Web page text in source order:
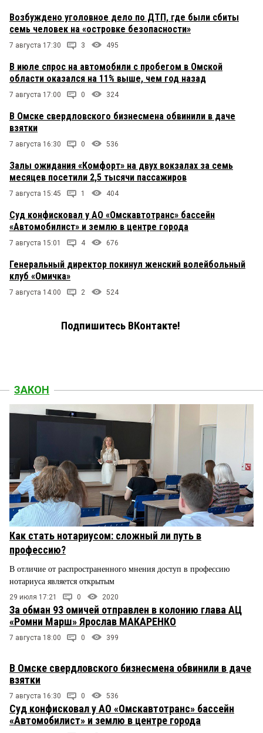
Возбуждено уголовное дело по ДТП, где были сбиты
семь человек на «островке безопасности»
7 августа 17:30 3 495
В июле спрос на автомобили с пробегом в Омской
области оказался на 11% выше, чем год назад
7 августа 17:00 0 324
В Омске свердловского бизнесмена обвинили в даче
взятки
7 августа 16:30 0 536
Залы ожидания «Комфорт» на двух вокзалах за семь
месяцев посетили 2,5 тысячи пассажиров
7 августа 15:45 1 404
Суд конфисковал у АО «Омскавтотранс» бассейн
«Автомобилист» и землю в центре города
7 августа 15:01 4 676
Генеральный директор покинул женский волейбольный
клуб «Омичка»
7 августа 14:00 2 524
Подпишитесь ВКонтакте!
ЗАКОН
Как стать нотариусом: сложный ли путь в
профессию?
В отличие от распространенного мнения доступ в профессию
нотариуса является открытым
29 июля 17:21 0 2020
За обман 93 омичей отправлен в колонию глава АЦ
«Ромни Марш» Ярослав МАКАРЕНКО
7 августа 18:00 0 399
В Омске свердловского бизнесмена обвинили в даче
взятки
7 августа 16:30 0 536
Суд конфисковал у АО «Омскавтотранс» бассейн
«Автомобилист» и землю в центре города